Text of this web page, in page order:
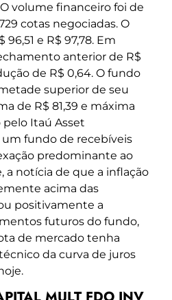
volume financeiro foi de
cotas negociadas. O
e R$ 97,78. Em
anterior de R$
de R$ 0,64. O fundo
superior de seu
de R$ 81,39 e máxima
pelo Itaú Asset
fundo de recebíveis
predominante ao
a notícia de que a inflação
acima das
positivamente a
futuros do fundo,
de mercado tenha
da curva de juros